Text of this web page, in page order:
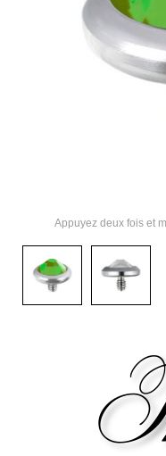
Appuyez deux fois et